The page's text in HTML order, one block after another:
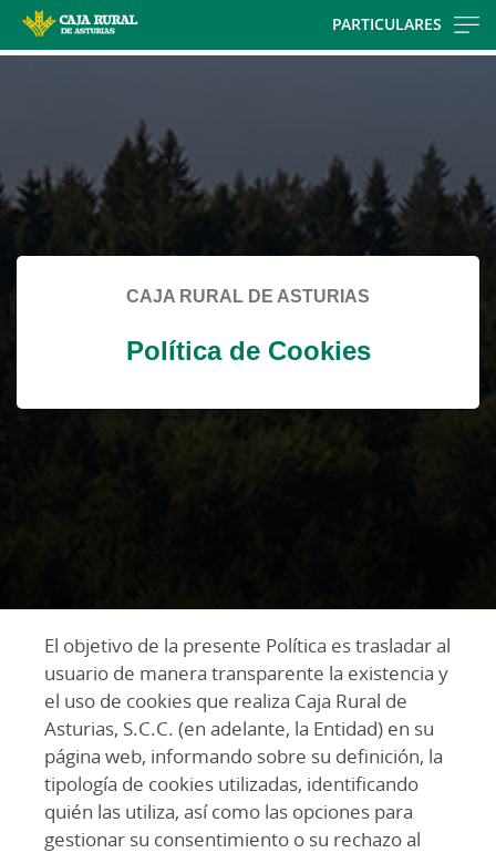
PARTICULARES
espere...
CAJA RURAL DE ASTURIAS
Política de Cookies
El objetivo de la presente Política es trasladar al
usuario de manera transparente la existencia y
el uso de cookies que realiza Caja Rural de
Asturias, S.C.C. (en adelante, la Entidad) en su
página web, informando sobre su definición, la
tipología de cookies utilizadas, identificando
quién las utiliza, así como las opciones para
gestionar su consentimiento o su rechazo al